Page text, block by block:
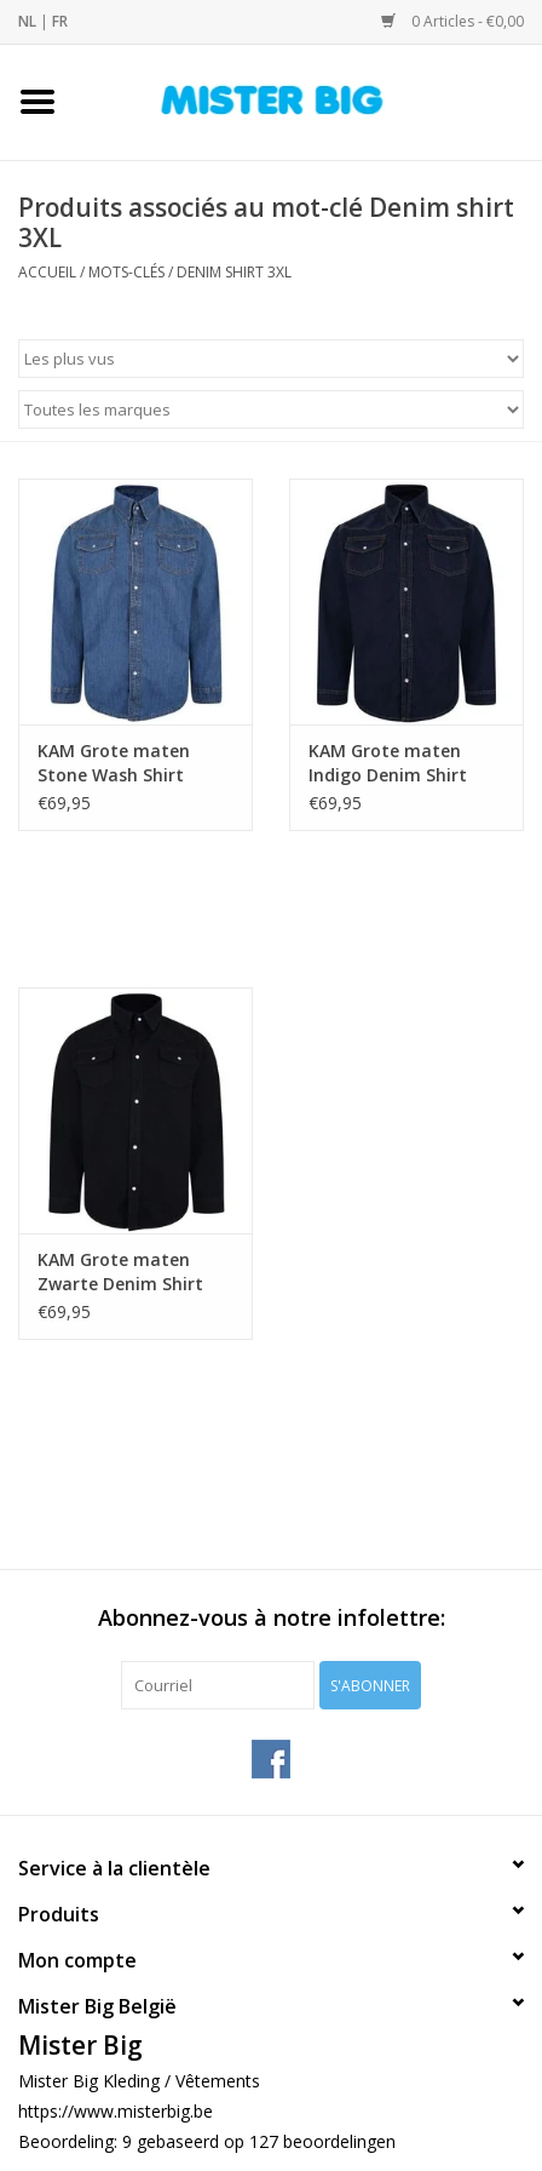
NL | FR 0 Articles - €0,00
Accueil
Notre Boutique
Produits associés au mot-clé Denim shirt
3XL
ACCUEIL/ MOTS-CLÉS/ DENIM SHIRT 3XL
KAM Grote maten
Stone Wash Shirt
€69,95
KAM Grote maten
Indigo Denim Shirt
€69,95
KAM Grote maten
Zwarte Denim Shirt
€69,95
Abonnez-vous à notre infolettre:
S'ABONNER
Service à la clientèle
Produits
Mon compte
Mister Big België
Mister Big
Mister Big Kleding / Vêtements
https://www.misterbig.be
Beoordeling: 9 gebaseerd op 127 beoordelingen